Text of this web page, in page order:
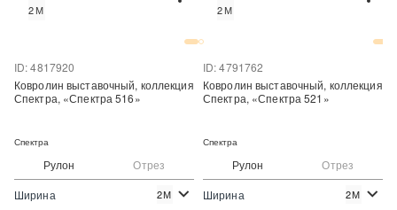
2М 2М
Рулон Отрез
ID: 4817920
Ковролин выставочный, коллекция
Спектра, «Спектра 516»
Спектра
Ширина 2М
Рулон Отрез
ID: 4791762
Ковролин выставочный, коллекция
Спектра, «Спектра 521»
Спектра
Ширина 2М